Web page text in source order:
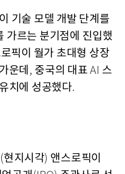
기술 모델 개발 단계를
가르는 분기점에 진입했
픽이 월가 초대형 상장
운데 , 중국의 대표AI 스
치에 성공했다.
(현지시각) 앤스로픽이